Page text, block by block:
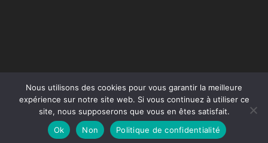
Conception du site :Agence Jus de Citron
Nous utilisons des cookies pour vous garantir la meilleure
expérience sur notre site web. Si vous continuez à utiliser ce
site, nous supposerons que vous en êtes satisfait.
Ok
Non Politique de confidentialité